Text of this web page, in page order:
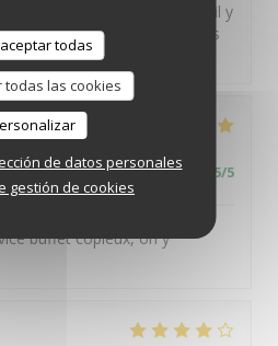
todas
todas las cookies
de datos personales
gestión de cookies
Par contre à 13h15, il y
des entrées et des plats
des produits
2
5/5 Menú:5/5 Calidad / Precio 5/5
buffet copieux, on y